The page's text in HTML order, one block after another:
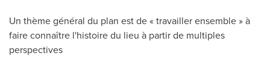
Un thème général du plan est de « travailler ensemble » à
faire connaître l'histoire du lieu à partir de multiples
perspectives